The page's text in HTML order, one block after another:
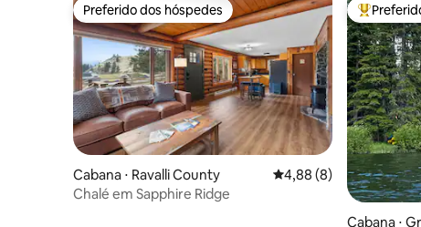
Preferido dos hóspedes
Preferido dos hóspedes
Cabana ⋅ Ravalli County 4,88 de uma avaliação
4,88 (8)
Chalé em Sapphire Ridge
Entre os
Cabana ⋅